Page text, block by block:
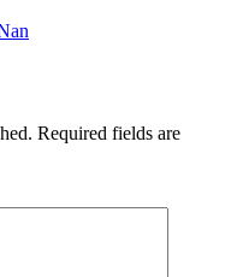
Required fields are